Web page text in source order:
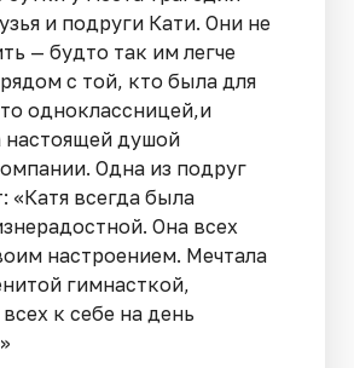
и подруги Кати. Они не
— будто так им легче
с той, кто была для
одноклассницей,и
настоящей душой
Одна из подруг
«Катя всегда была
Она всех
настроением. Мечтала
гимнасткой,
к себе на день